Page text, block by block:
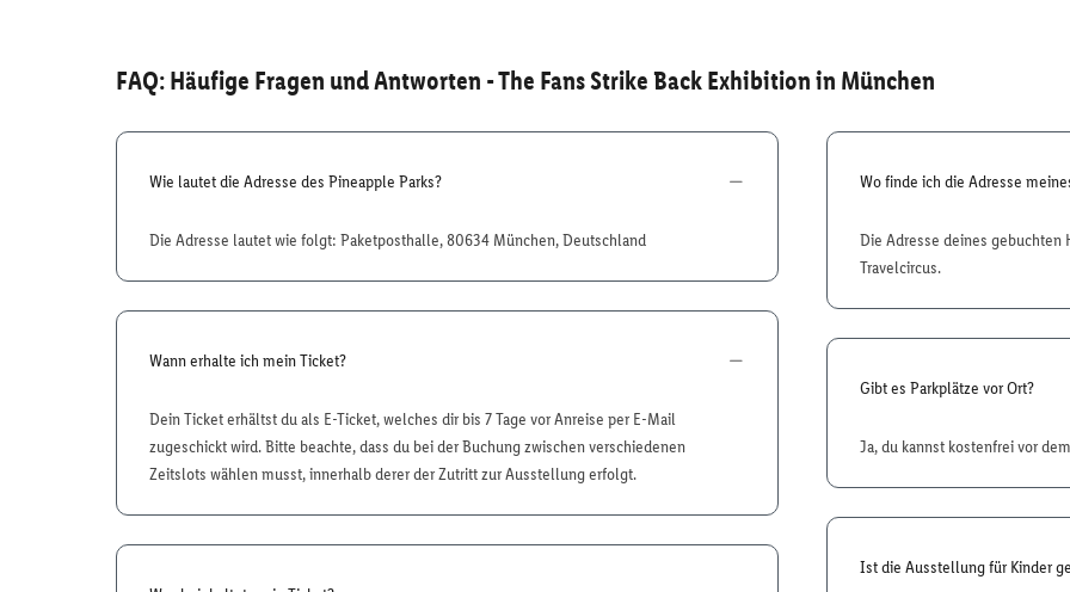
FAQ: Häufige Fragen und Antworten - The Fans Strike Back Exhibition in München
Wie lautet die Adresse des Pineapple Parks?
Die Adresse lautet wie folgt: Paketposthalle, 80634 München, Deutschland
Wann erhalte ich mein Ticket?
Dein Ticket erhältst du als E-Ticket, welches dir bis 7 Tage vor Anreise per E-Mail
zugeschickt wird. Bitte beachte, dass du bei der Buchung zwischen verschiedenen
Zeitslots wählen musst, innerhalb derer der Zutritt zur Ausstellung erfolgt.
Wo finde ich die Adresse
Die Adresse deines
Travelcircus.
Gibt es Parkplätze vor Ort?
Ja, du kannst kostenfrei vor
Ist die Ausstellung für Kinder